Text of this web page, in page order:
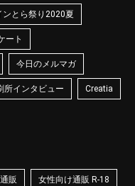
ンとら祭り2020夏
ート
今日のメルマガ
所インタビュー Creatia
販 女性向け通販 R-18